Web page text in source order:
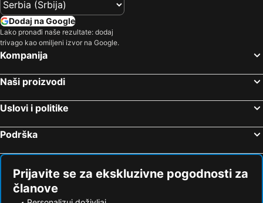
Dodaj na Google
Lako pronađi naše rezultate: dodaj
trivago kao omiljeni izvor na Google.
Kompanija
Naši proizvodi
Uslovi i politike
Podrška
Prijavite se za ekskluzivne pogodnosti za
članove